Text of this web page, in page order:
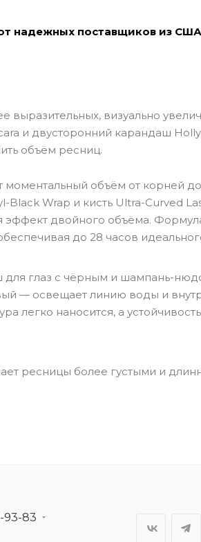
надежных поставщиков из
выразительных, визуально
и двусторонний карандаш
объём ресниц.
моментальный объём от корней
Black Wrap и кисть Ultra-Curved
эффект двойного объёма.
до 28 часов
для глаз с чёрным и шампань-
— освещает линию воды и
легко наносится, а
ресницы более густыми и
93-83